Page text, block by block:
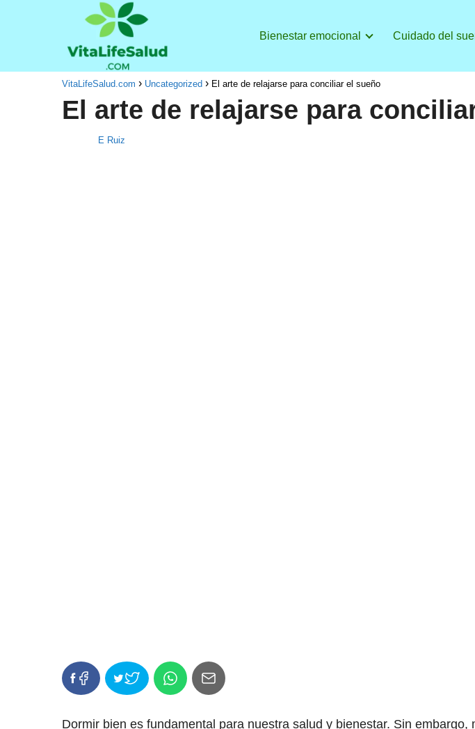
Bienestar emocional Cuidado del
VitaLifeSalud.com Uncategorized El arte de relajarse para conciliar el sueño
El arte de relajarse para
E Ruiz
Dormir bien es fundamental para nuestra salud y bienestar. Sin embargo,